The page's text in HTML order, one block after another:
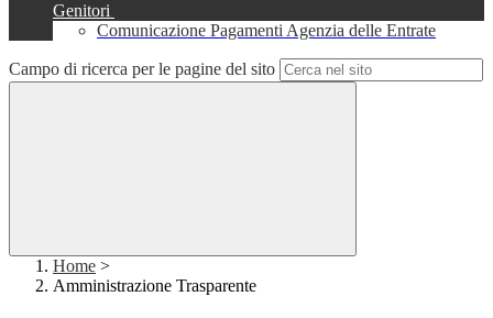
Genitori
Comunicazione Pagamenti Agenzia delle Entrate
Campo di ricerca per le pagine del sito
Home >
Amministrazione Trasparente